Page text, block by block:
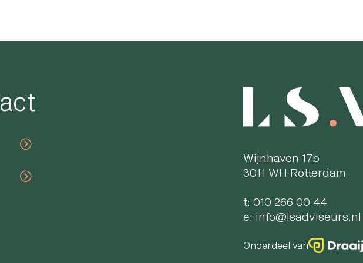
Wijnhaven 17b
3011 WH Rotterdam
t: 010 266 00 44
e: info@lsadviseurs.nl
Onderdeel van